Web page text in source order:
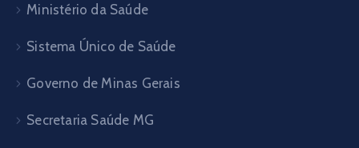
Ministério da Saúde
Sistema Único de Saúde
Governo de Minas Gerais
Secretaria Saúde MG